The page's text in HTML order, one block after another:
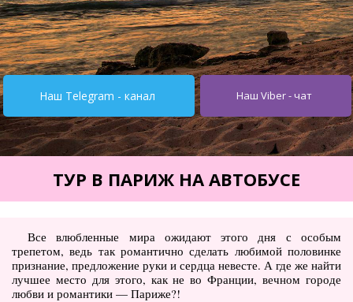
Страны
Турция от $195
Кипр от $251
Египет от $252
Тунис от $245
Италия от $355
Болгария от $62
ОАЭ от $345
Украина от $11
Наш Telegram - канал Наш Viber - чат
ТУР В ПАРИЖ НА АВТОБУСЕ
Все влюбленные мира ожидают этого дня с особым
трепетом, ведь так романтично сделать любимой половинке
признание, предложение руки и сердца невесте. А где же найти
лучшее место для этого, как не во Франции, вечном городе
любви и романтики — Париже?!